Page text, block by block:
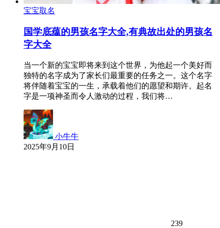
宝宝取名
国学底蕴的男孩名字大全,有典故出处的男孩名
字大全
当一个新的宝宝即将来到这个世界，为他起一个美好而
独特的名字成为了家长们最重要的任务之一。这个名字
将伴随着宝宝的一生，承载着他们的愿望和期许。起名
字是一项神圣而令人激动的过程，我们将…
小牛牛
2025年9月10日
239